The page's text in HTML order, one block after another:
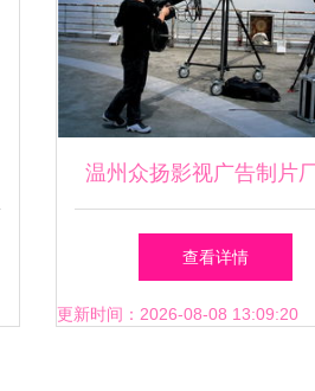
温州众扬影视广告制片
业打造企业宣传片，助力
视觉腾飞
查看详情
更新时间：2026-08-08 13:09:20